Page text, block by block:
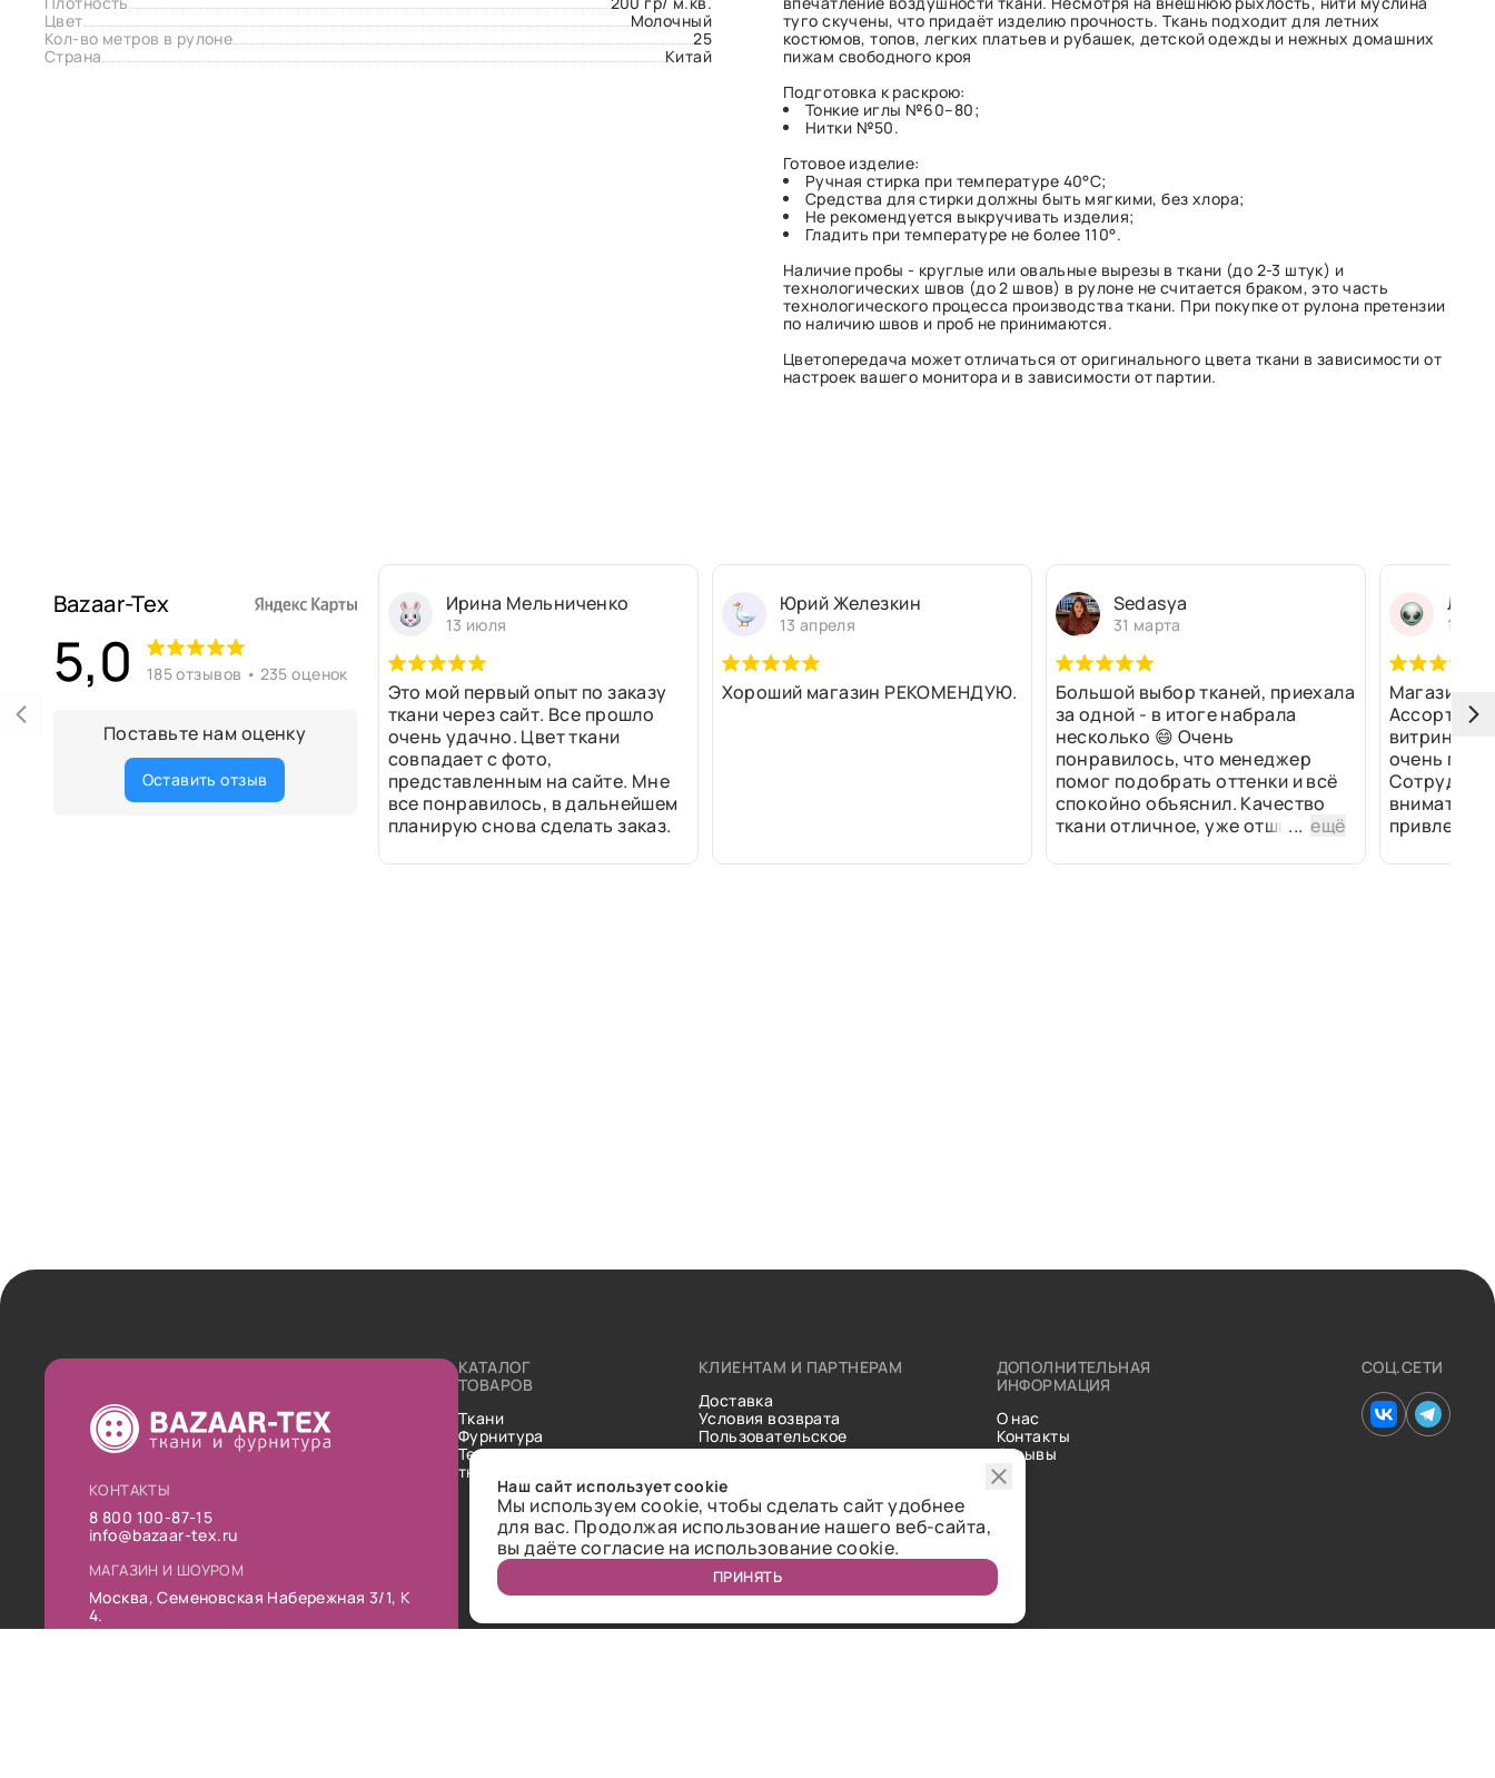
Цвет
Молочный
Кол-во метров в рулоне
25
Страна
Китай
туго скучены, что придаёт изделию прочность. Ткань подходит для летних
костюмов, топов, легких платьев и рубашек, детской одежды и нежных домашних
пижам свободного кроя
Подготовка к раскрою:
Тонкие иглы №60–80;
Нитки №50.
Готовое изделие:
Ручная стирка при температуре 40°С;
Средства для стирки должны быть мягкими, без хлора;
Не рекомендуется выкручивать изделия;
Гладить при температуре не более 110°.
Наличие пробы - круглые или овальные вырезы в ткани (до 2-3 штук) и
технологических швов (до 2 швов) в рулоне не считается браком, это часть
технологического процесса производства ткани. При покупке от рулона претензии
по наличию швов и проб не принимаются.
Цветопередача может отличаться от оригинального цвета ткани в зависимости от
настроек вашего монитора и в зависимости от партии.
Bazaar-Tex
5,0 185 отзывов • 235 оценок
Поставьте нам оценку
Оставить отзыв
Ирина Мельниченко
13 июля
Это мой первый опыт по заказу
ткани через сайт. Все прошло
очень удачно. Цвет ткани
совпадает с фото,
представленным на сайте. Мне
все понравилось, в дальнейшем
планирую снова сделать заказ.
Юрий Железкин
13 апреля
Хороший магазин РЕКОМЕНДУЮ.
Sedasya
31 марта
Большой выбор тканей, приехала
за одной - в итоге набрала
несколько 😄 Очень
понравилось, что менеджер
помог подобрать оттенки и всё
спокойно объяснил. Качество
ткани отличное, уже отшили...ещё
13
Магазин
витринах
очень
привлек
рулоны
КОНТАКТЫ
8 800 100-87-15
info@bazaar-tex.ru
МАГАЗИН И ШОУРОМ
Москва, Семеновская Набережная 3/1, К
4.
КАТАЛОГ
ТОВАРОВ
Ткани
Фурнитура
Технические
ткани
КЛИЕНТАМ И ПАРТНЕРАМ
Доставка
Условия возврата
Пользовательское
соглашение
Статьи
ДОПОЛНИТЕЛЬНАЯ
ИНФОРМАЦИЯ
О нас
Контакты
Отзывы
СОЦ.СЕТИ
Наш сайт использует cookie
Мы используем cookie, чтобы сделать сайт удобнее
для вас. Продолжая использование нашего веб-сайта,
вы даёте согласие на использование cookie.
ПРИНЯТЬ